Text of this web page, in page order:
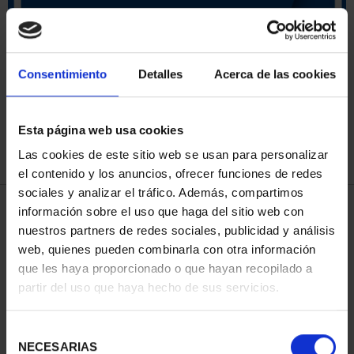
Consentimiento Detalles Acerca de las cookies
Esta página web usa cookies
Las cookies de este sitio web se usan para personalizar
el contenido y los anuncios, ofrecer funciones de redes
sociales y analizar el tráfico. Además, compartimos
información sobre el uso que haga del sitio web con
nuestros partners de redes sociales, publicidad y análisis
web, quienes pueden combinarla con otra información
que les haya proporcionado o que hayan recopilado a
partir del uso que haya hecho de sus servicios.
NECESARIAS
ORDENAR POR:
3 Productos encontrados